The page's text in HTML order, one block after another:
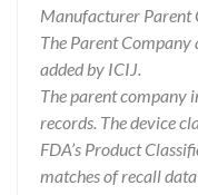
Manufacturer Parent
The Parent
added by ICIJ.
The parent company
records. The device
FDA’s Product
matches of recall